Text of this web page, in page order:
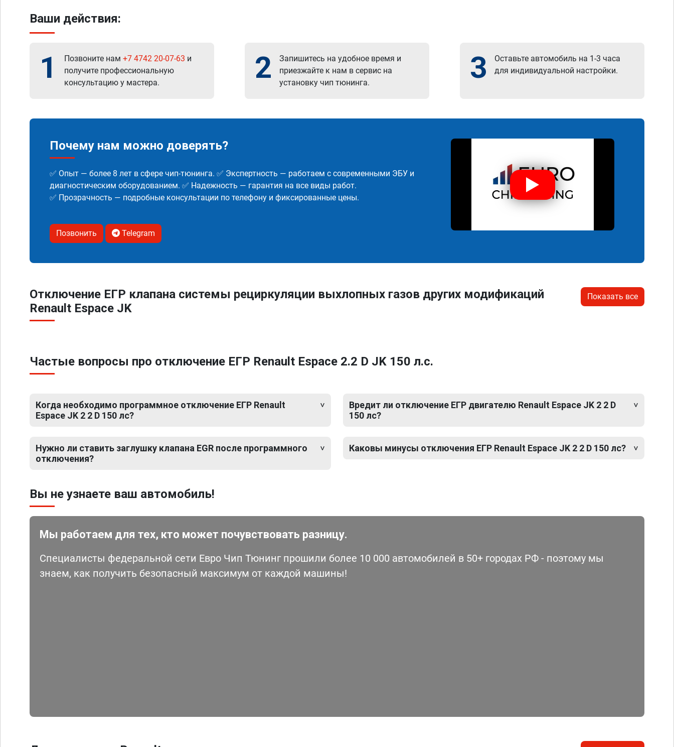
Ваши действия:
1 Позвоните нам +7 4742 20-07-63 и
получите профессиональную
консультацию у мастера.
2
Запишитесь на удобное время и
приезжайте к нам в сервис на
установку чип тюнинга.
3
Оставьте автомобиль на 1-3 часа
для индивидуальной настройки.
Почему нам можно доверять?
✅ Опыт — более 8 лет в сфере чип-тюнинга. ✅ Экспертность — работаем с современными ЭБУ и
диагностическим оборудованием. ✅ Надежность — гарантия на все виды работ.
✅ Прозрачность — подробные консультации по телефону и фиксированные цены.
Позвонить Telegram
Отключение ЕГР клапана системы рециркуляции выхлопных газов других модификаций
Renault Espace JK
Показать все
Частые вопросы про отключение ЕГР Renault Espace 2.2 D JK 150 л.с.
Когда необходимо программное отключение ЕГР Renault
Espace JK 2 2 D 150 лс?
Нужно ли ставить заглушку клапана EGR после программного
отключения?
Вредит ли отключение ЕГР двигателю Renault Espace JK 2 2 D
150 лс?
Каковы минусы отключения ЕГР Renault Espace JK 2 2 D 150 лс?
Вы не узнаете ваш автомобиль!
Мы работаем для тех, кто может почувствовать разницу.
Специалисты федеральной сети Евро Чип Тюнинг прошили более 10 000 автомобилей в 50+ городах РФ - поэтому мы
знаем, как получить безопасный максимум от каждой машины!